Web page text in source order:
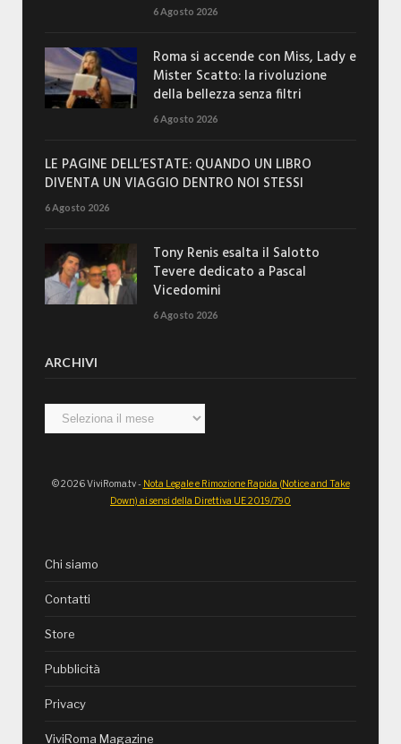
6 Agosto 2026
Roma si accende con Miss, Lady e
Mister Scatto: la rivoluzione
della bellezza senza filtri
6 Agosto 2026
LE PAGINE DELL’ESTATE: QUANDO UN LIBRO
DIVENTA UN VIAGGIO DENTRO NOI STESSI
6 Agosto 2026
Tony Renis esalta il Salotto
Tevere dedicato a Pascal
Vicedomini
6 Agosto 2026
ARCHIVI
Archivi
© 2026 ViviRoma.tv - Nota Legale e Rimozione Rapida (Notice and Take
Down) ai sensi della Direttiva UE 2019/790
Chi siamo
Contatti
Store
Pubblicità
Privacy
ViviRoma Magazine